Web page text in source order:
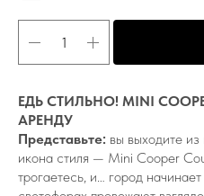
ЕДЬ СТИЛЬНО! MINI
АРЕНДУ
Представьте: вы выходите
икона стиля — Mini Cooper
трогаетесь, и… город